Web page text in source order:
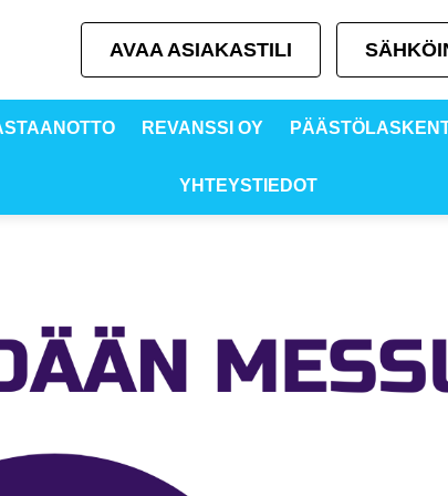
AVAA ASIAKASTILI
REVANSSI OY
YHTEYSTIEDOT